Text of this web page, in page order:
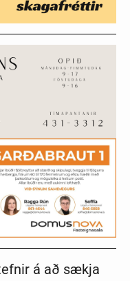
á að sækja